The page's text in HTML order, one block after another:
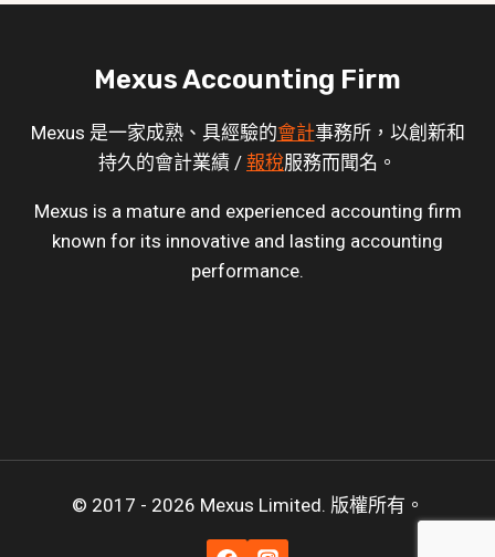
Mexus Accounting Firm
Mexus 是一家成熟、具經驗的會計事務所，以創新和
持久的會計業績 / 報稅服務而聞名。
Mexus is a mature and experienced accounting firm
known for its innovative and lasting accounting
performance.
© 2017 - 2026 Mexus Limited. 版權所有。